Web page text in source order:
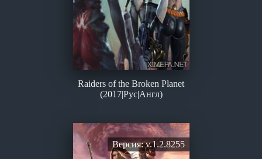
Raiders of the Broken Planet
(2017|Рус|Англ)
Версия: v.1.2.8255